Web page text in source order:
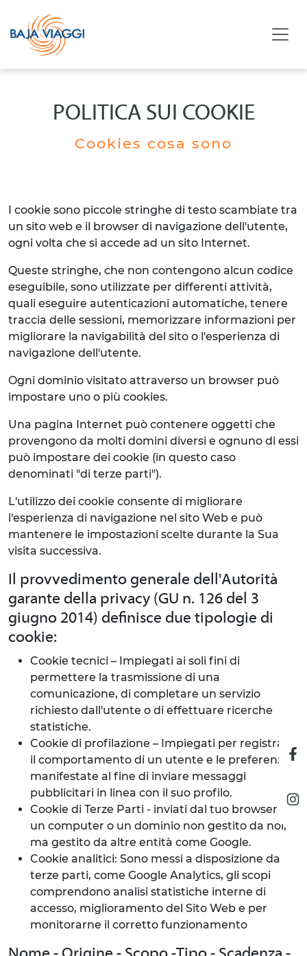
POLITICA SUI COOKIE
Cookies cosa sono
I cookie sono piccole stringhe di testo scambiate tra
un sito web e il browser di navigazione dell'utente,
ogni volta che si accede ad un sito Internet.
Queste stringhe, che non contengono alcun codice
eseguibile, sono utilizzate per differenti attività,
quali eseguire autenticazioni automatiche, tenere
traccia delle sessioni, memorizzare informazioni per
migliorare la navigabilità del sito o l'esperienza di
navigazione dell'utente.
Ogni dominio visitato attraverso un browser può
impostare uno o più cookies.
Una pagina Internet può contenere oggetti che
provengono da molti domini diversi e ognuno di essi
può impostare dei cookie (in questo caso
denominati "di terze parti").
L'utilizzo dei cookie consente di migliorare
l'esperienza di navigazione nel sito Web e può
mantenere le impostazioni scelte durante la Sua
visita successiva.
Il provvedimento generale dell'Autorità
garante della privacy (GU n. 126 del 3
giugno 2014) definisce due tipologie di
cookie:
Cookie tecnici – Impiegati ai soli fini di
permettere la trasmissione di una
comunicazione, di completare un servizio
richiesto dall'utente o di effettuare ricerche
statistiche.
Cookie di profilazione – Impiegati per registrare
il comportamento di un utente e le preferenze
manifestate al fine di inviare messaggi
pubblicitari in linea con il suo profilo.
Cookie di Terze Parti - inviati dal tuo browser da
un computer o un dominio non gestito da noi,
ma gestito da altre entità come Google.
Cookie analitici: Sono messi a disposizione da
terze parti, come Google Analytics, gli scopi
comprendono analisi statistiche interne di
accesso, miglioramento del Sito Web e per
monitorarne il corretto funzionamento